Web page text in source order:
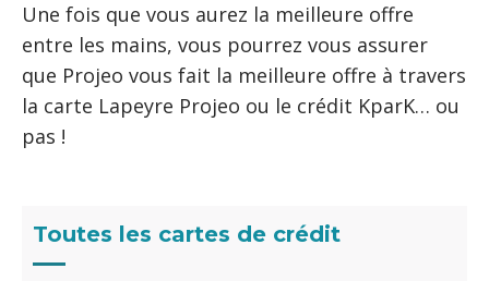
Une fois que vous aurez la meilleure offre
entre les mains, vous pourrez vous assurer
que Projeo vous fait la meilleure offre à travers
la carte Lapeyre Projeo ou le crédit KparK… ou
pas !
Toutes les cartes de crédit